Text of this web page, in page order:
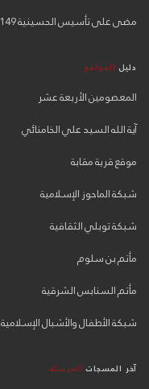
مضى على تأسيس الحسينية 149 سنة ميلادية
دليل المواقع
المعصومين الأربعة عشر
آية الله السيد علي الخامنائي
موقع قرية مقابة
شبكة الماحوز الإسلامية
شبكة توبلي الثقافية
مأتم بن سلوم
مأتم السنابس الشرقية
شبكة الأطفال والأشبال الإسلامية
آخر المسجات المرسلة